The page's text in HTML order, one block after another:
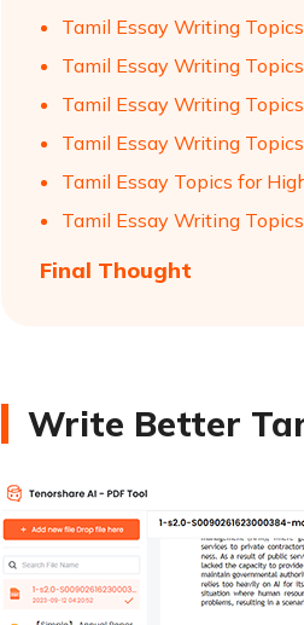
Tamil Essay Writing
Tamil Essay Writing
Tamil Essay Writing
Tamil Essay Writing
Tamil Essay Topics for
Tamil Essay Writing
Final Thought
Write Better